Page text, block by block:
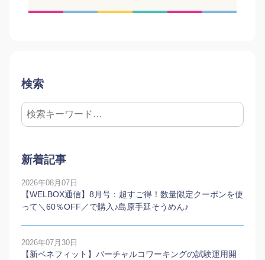
検索
新着記事
2026年08月07日
【WELBOX通信】8月号：超すご得！数量限定クーポンを使
って＼60％OFF／で購入♪島原手延そうめん♪
2026年07月30日
【新ベネフィット】バーチャルコワーキングの試験運用開